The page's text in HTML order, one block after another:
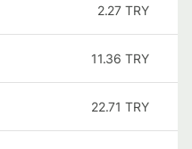
2.27 TRY
11.36 TRY
22.71 TRY